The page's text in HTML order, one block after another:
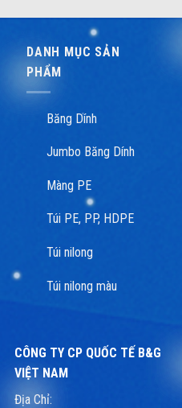
DANH MỤC SẢN
PHẨM
Băng Dính
Jumbo Băng Dính
Màng PE
Túi PE, PP, HDPE
Túi nilong
Túi nilong màu
CÔNG TY CP QUỐC TẾ B&G
VIỆT NAM
Địa Chỉ: